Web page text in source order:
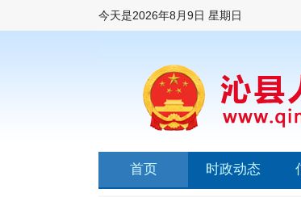
今天是2026年8月9日 星期日
首页 时政动态